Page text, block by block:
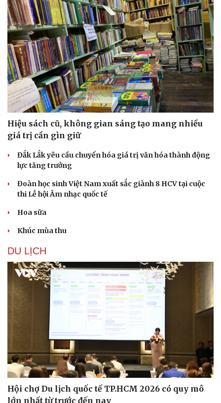
Doanh nghiệp
Doanh nghiệp 24h
Công nghệ
Tin Công nghệ
Hiệu sách cũ, không gian sáng tạo mang nhiều
giá trị cần gìn giữ
Đắk Lắk yêu cầu chuyển hóa giá trị văn hóa thành động
lực tăng trưởng
Đoàn học sinh Việt Nam xuất sắc giành 8 HCV tại cuộc
thi Lễ hội Âm nhạc quốc tế
Hoa sữa
Khúc mùa thu
DU LỊCH
Hội chợ Du lịch quốc tế TP.HCM 2026 có quy mô
lớn nhất từ trước đến nay